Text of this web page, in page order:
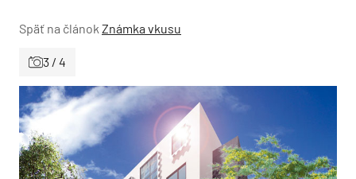
Späť na článok Známka vkusu
3 / 4